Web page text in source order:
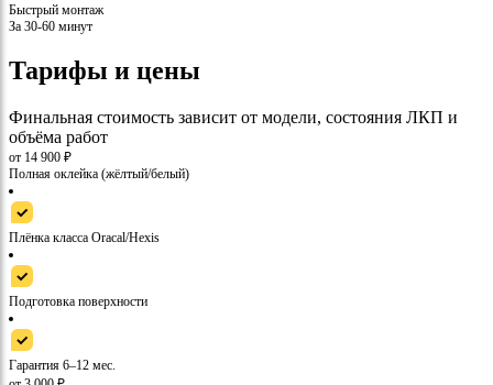
Быстрый монтаж
За 30-60 минут
Тарифы и цены
Финальная стоимость зависит от модели, состояния ЛКП и
объёма работ
от 14 900 ₽
Полная оклейка (жёлтый/белый)
Плёнка класса Oracal/Hexis
Подготовка поверхности
Гарантия 6–12 мес.